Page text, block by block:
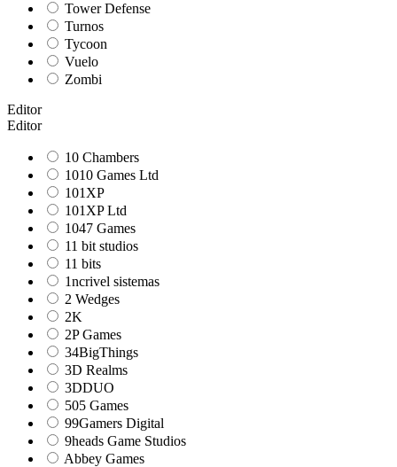
Tower Defense
Turnos
Tycoon
Vuelo
Zombi
Editor
Editor
10 Chambers
1010 Games Ltd
101XP
101XP Ltd
1047 Games
11 bit studios
11 bits
1ncrivel sistemas
2 Wedges
2K
2P Games
34BigThings
3D Realms
3DDUO
505 Games
99Gamers Digital
9heads Game Studios
Abbey Games